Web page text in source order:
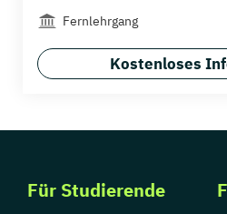
Fernlehrgang
Kostenloses
Für Studierende